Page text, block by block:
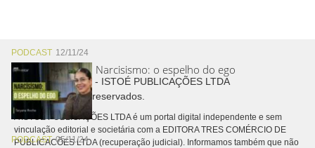
PODCAST 12/11/24
Narcisismo: o espelho do ego
PODCAST05/11/24
Copyright © 2026 - ISTOÉ PUBLICAÇÕES LTDA
Todos os direitos reservados.
A ISTOÉ PUBLICAÇÕES LTDA é um portal digital independente e sem
vinculação editorial e societária com a EDITORA TRES COMÉRCIO DE
PUBLICACÕES LTDA (recuperação judicial). Informamos também que não